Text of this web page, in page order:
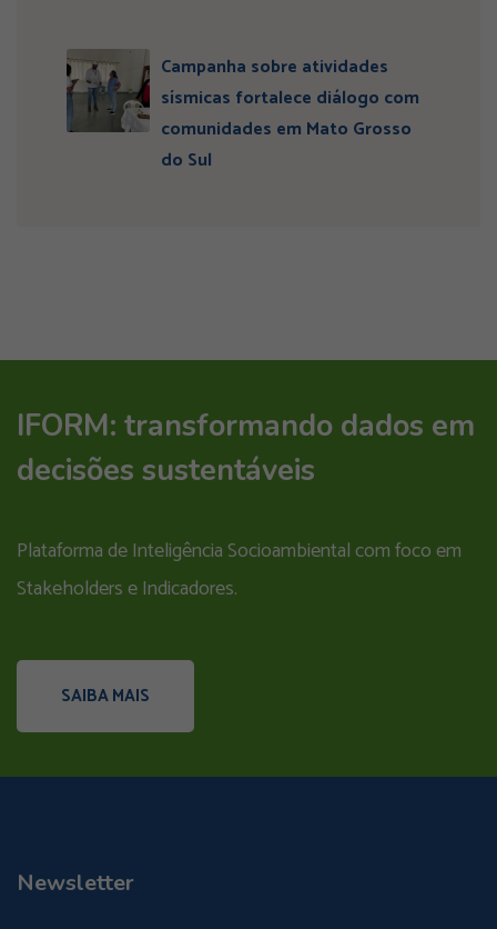
Campanha sobre atividades
sísmicas fortalece diálogo com
comunidades em Mato Grosso
do Sul
IFORM: transformando dados em
decisões sustentáveis
Plataforma de Inteligência Socioambiental com foco em
Stakeholders e Indicadores.
SAIBA MAIS
Newsletter